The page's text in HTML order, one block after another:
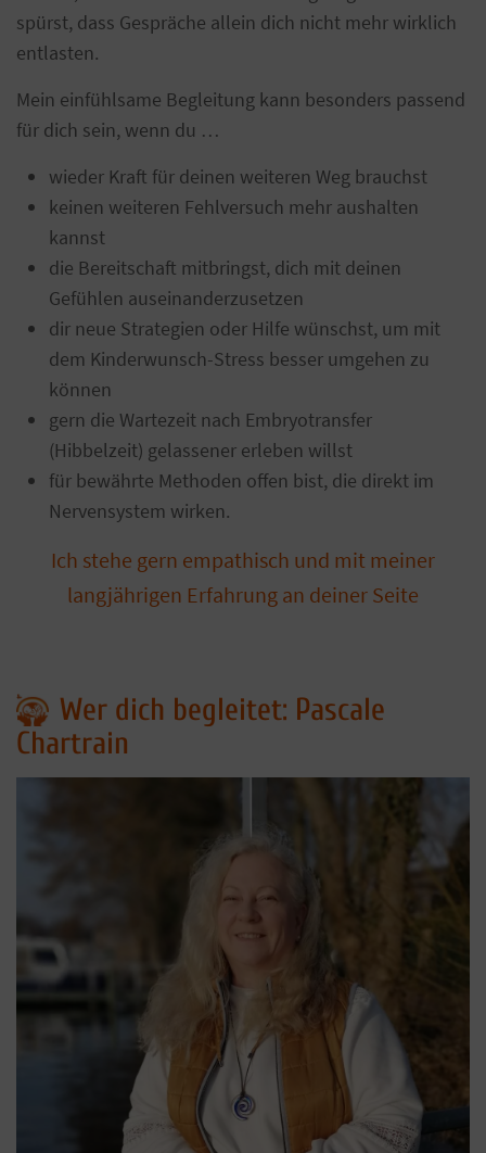
spürst, dass Gespräche allein dich nicht mehr wirklich
entlasten.
Mein einfühlsame Begleitung kann besonders passend
für dich sein, wenn du …
wieder Kraft für deinen weiteren Weg brauchst
keinen weiteren Fehlversuch mehr aushalten
kannst
die Bereitschaft mitbringst, dich mit deinen
Gefühlen auseinanderzusetzen
dir neue Strategien oder Hilfe wünschst, um mit
dem Kinderwunsch-Stress besser umgehen zu
können
gern die Wartezeit nach Embryotransfer
(Hibbelzeit) gelassener erleben willst
für bewährte Methoden offen bist, die direkt im
Nervensystem wirken.
Ich stehe gern empathisch und mit meiner
langjährigen Erfahrung an deiner Seite
Wer dich begleitet: Pascale
Chartrain